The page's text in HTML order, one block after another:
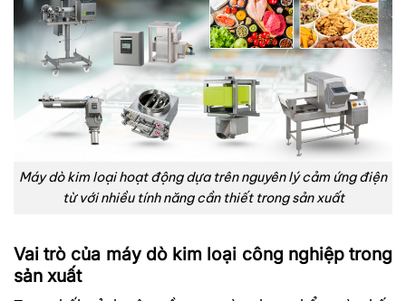
Máy dò kim loại hoạt động dựa trên nguyên lý cảm ứng điện
từ với nhiều tính năng cần thiết trong sản xuất
Vai trò của máy dò kim loại công nghiệp trong
sản xuất